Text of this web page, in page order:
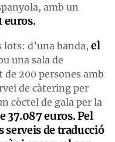
amb un
euros.
d’una banda, el
una sala de
200 persones amb
de càtering per
còctel de gala per la
37.087 euros. Pel
serveis de traducció